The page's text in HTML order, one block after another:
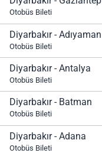
Otobüs Bileti
Diyarbakır - Adıyaman
Otobüs Bileti
Diyarbakır - Antalya
Otobüs Bileti
Diyarbakır - Batman
Otobüs Bileti
Diyarbakır - Adana
Otobüs Bileti